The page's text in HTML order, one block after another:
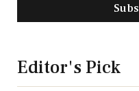
Editor's Pick